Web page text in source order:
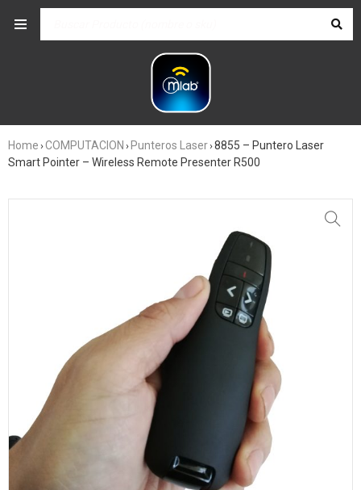
Home ›COMPUTACION › Punteros Laser›8855 – Puntero Laser
Smart Pointer – Wireless Remote Presenter R500